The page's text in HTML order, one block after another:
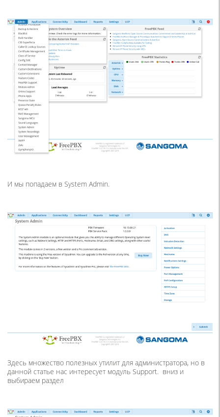
И мы попадаем в System Admin.
Здесь множество полезных утилит для администратора, но в
данной статье нас интересует модуль Support. вниз и
выбираем раздел